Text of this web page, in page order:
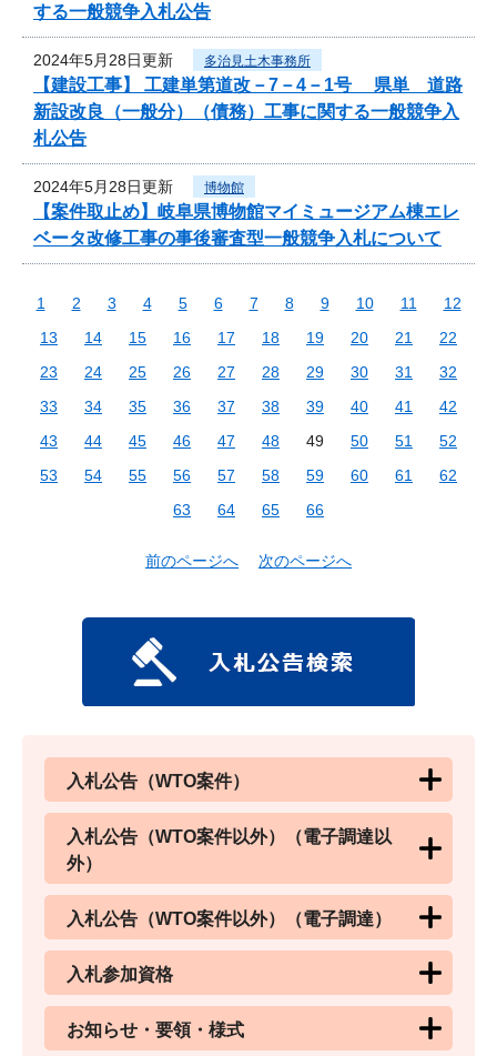
する一般競争入札公告
2024年5月28日更新 多治見土木事務所
【建設工事】 工建単第道改－7－4－1号 県単 道路
新設改良（一般分）（債務）工事に関する一般競争入
札公告
2024年5月28日更新 博物館
【案件取止め】岐阜県博物館マイミュージアム棟エレ
ベータ改修工事の事後審査型一般競争入札について
1 2 3 4 5 6 7 8 9 10 11
12
13
14 15 16 17 18 19 20 21
22
23
24 25 26 27 28 29 30 31
32
33
34 35 36 37 38 39 40 41
42
43
44 45 46 47 48 49 50 51
52
53
54 55 56 57 58 59 60 61
62
63
64 65 66
前のページへ 次のページへ
入札公告（WTO案件）
入札公告（WTO案件以外）（電子調達以
外）
入札公告（WTO案件以外）（電子調達）
入札参加資格
お知らせ・要領・様式